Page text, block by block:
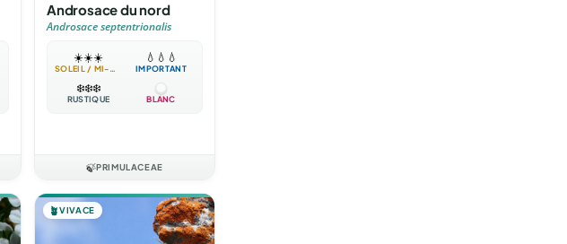
Androsace du nord
Androsace septentrionalis
☀️☀️☀️
SOLEIL / MI-OMBRE
💧 💧 💧
IMPORTANT
❄️❄️❄️
RUSTIQUE BLANC
🍃PRIMULACEAE
🪴VIVACE